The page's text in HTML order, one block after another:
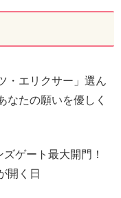
・エリクサー」選ん
なたの願いを優しく
ゲート最大開門！
開く日